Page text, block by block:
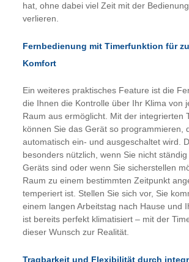
hat, ohne dabei viel Zeit mit der
verlieren.
Fernbedienung mit Timerfunktion für
Komfort
Ein weiteres praktisches Feature ist die
die Ihnen die Kontrolle über Ihr Klima von
Raum aus ermöglicht. Mit der integrierten
können Sie das Gerät so programmieren,
automatisch ein- und ausgeschaltet wird.
besonders nützlich, wenn Sie nicht
Geräts sind oder wenn Sie sicherstellen
Raum zu einem bestimmten Zeitpunkt
temperiert ist. Stellen Sie sich vor, Sie
einem langen Arbeitstag nach Hause und
ist bereits perfekt klimatisiert – mit der
dieser Wunsch zur Realität.
Tragbarkeit und Flexibilität durch